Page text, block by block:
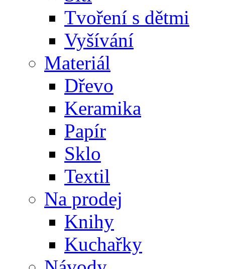
Tvoření s dětmi
Vyšívání
Materiál
Dřevo
Keramika
Papír
Sklo
Textil
Na prodej
Knihy
Kuchařky